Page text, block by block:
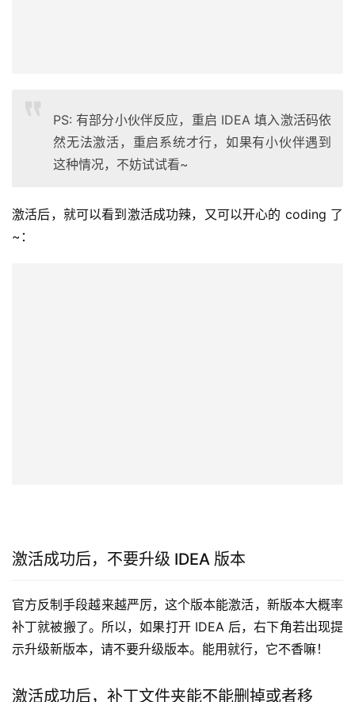
PS: 有部分小伙伴反应，重启 IDEA 填入激活码依
然无法激活，重启系统才行，如果有小伙伴遇到
这种情况，不妨试试看~
激活后，就可以看到激活成功辣，又可以开心的 coding 了
~：
激活成功后，不要升级 IDEA 版本
官方反制手段越来越严厉，这个版本能激活，新版本大概率
补丁就被搬了。所以，如果打开 IDEA 后，右下角若出现提
示升级新版本，请不要升级版本。能用就行，它不香嘛！
激活成功后，补丁文件夹能不能删掉或者移